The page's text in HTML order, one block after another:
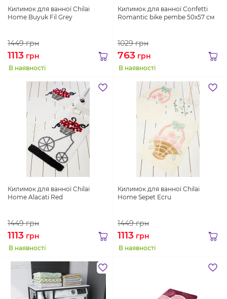
Килимок для ванної Chilai
Home Buyuk Fil Grey
1449грн
1113 грн
В наявності
Килимок для ванної Confetti
Romantic bike pembe 50х57 см
1029грн
763 грн
В наявності
Килимок для ванної Chilai
Home Alacati Red
1449грн
1113 грн
В наявності
Килимок для ванної Chilai
Home Sepet Ecru
1449грн
1113 грн
В наявності